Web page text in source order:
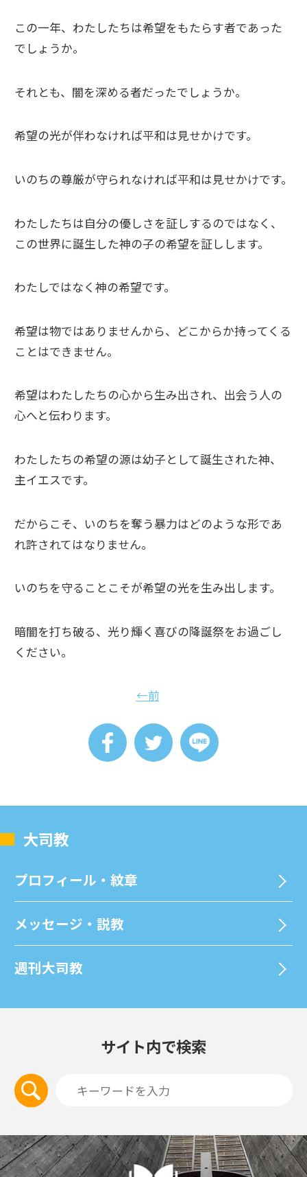
この一年、わたしたちは希望をもたらす者であった
でしょうか。
それとも、闇を深める者だったでしょうか。
希望の光が伴わなければ平和は見せかけです。
いのちの尊厳が守られなければ平和は見せかけです。
わたしたちは自分の優しさを証しするのではなく、
この世界に誕生した神の子の希望を証しします。
わたしではなく神の希望です。
希望は物ではありませんから、どこからか持ってくる
ことはできません。
希望はわたしたちの心から生み出され、出会う人の
心へと伝わります。
わたしたちの希望の源は幼子として誕生された神、
主イエスです。
だからこそ、いのちを奪う暴力はどのような形であ
れ許されてはなりません。
いのちを守ることこそが希望の光を生み出します。
暗闇を打ち破る、光り輝く喜びの降誕祭をお過ごし
ください。
←前
⼤司教
プロフィール・紋章
メッセージ・説教
週刊⼤司教
サイト内で検索